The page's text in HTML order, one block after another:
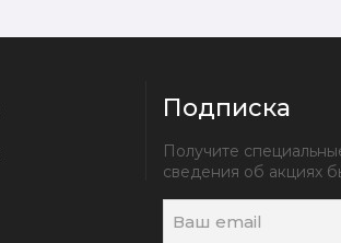
Подписка
Получите
сведения об акциях